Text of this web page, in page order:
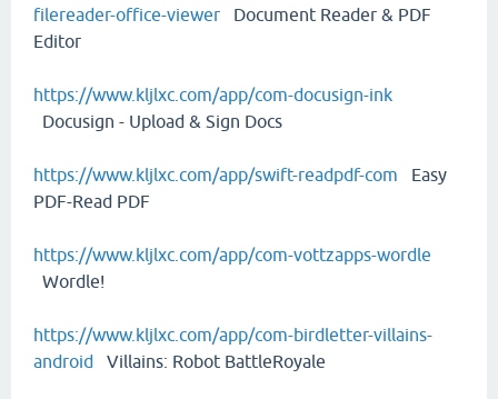
filereader-office-viewer Document Reader & PDF
Editor
https://www.kljlxc.com/app/com-docusign-ink
Docusign - Upload & Sign Docs
https://www.kljlxc.com/app/swift-readpdf-com Easy
PDF-Read PDF
https://www.kljlxc.com/app/com-vottzapps-wordle
Wordle!
https://www.kljlxc.com/app/com-birdletter-villains-
android Villains: Robot BattleRoyale